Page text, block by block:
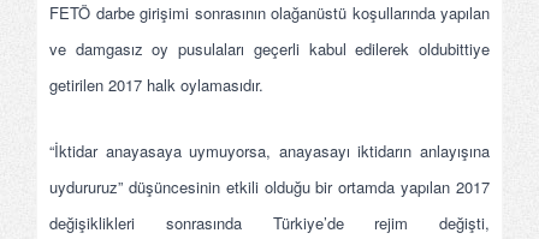
FETÖ darbe girişimi sonrasının olağanüstü koşullarında yapılan
ve damgasız oy pusulaları geçerli kabul edilerek oldubittiye
getirilen 2017 halk oylamasıdır.
“İktidar anayasaya uymuyorsa, anayasayı iktidarın anlayışına
uydururuz” düşüncesinin etkili olduğu bir ortamda yapılan 2017
değişiklikleri sonrasında Türkiye’de rejim değişti,